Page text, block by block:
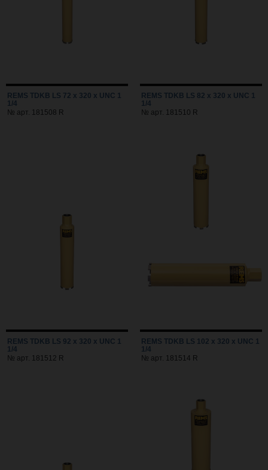
REMS TDKB LS 72 x 320 x UNC 1
1/4
№ арт. 181508 R
REMS TDKB LS 82 x 320 x UNC 1
1/4
№ арт. 181510 R
REMS TDKB LS 92 x 320 x UNC 1
1/4
№ арт. 181512 R
REMS TDKB LS 102 x 320 x UNC 1
1/4
№ арт. 181514 R